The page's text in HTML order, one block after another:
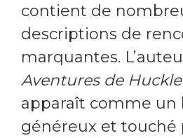
contient de
descriptions de
marquantes.
Aventures de
apparaît comme un
généreux et touché